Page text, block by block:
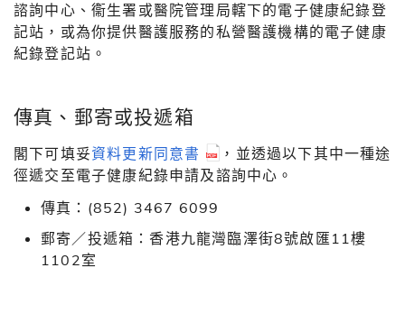
諮詢中心、衞生署或醫院管理局轄下的電子健康紀錄登
記站，或為你提供醫護服務的私營醫護機構的電子健康
紀錄登記站。
傳真、郵寄或投遞箱
閣下可填妥資料更新同意書
，並透過以下其中一種途
徑遞交至電子健康紀錄申請及諮詢中心。
傳真： (852) 3467 6099
郵寄／投遞箱：香港九龍灣臨澤街8號啟匯11樓
1102室